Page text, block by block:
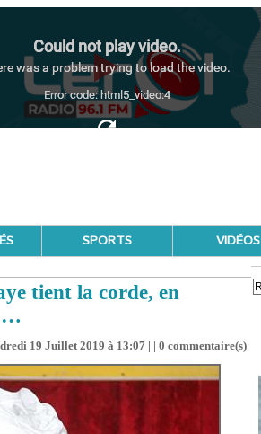
SPORTS VIDÉOS
tient la corde, en
…
19 Juillet 2019 à 13:07 | | 0 commentaire(s)|